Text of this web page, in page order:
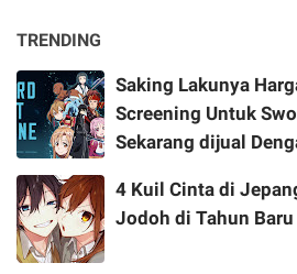
TRENDING
Saking Lakunya
Screening Untuk
Sekarang dijual
4 Kuil Cinta di
Jodoh di Tahun